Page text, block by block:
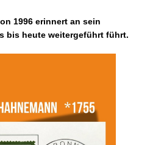
1996 erinnert an sein
bis heute weitergeführt führt.